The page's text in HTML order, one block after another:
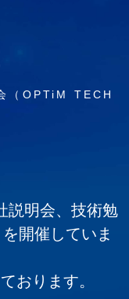
（OPTiM TECH
説明会、技術勉
開催していま
おります。